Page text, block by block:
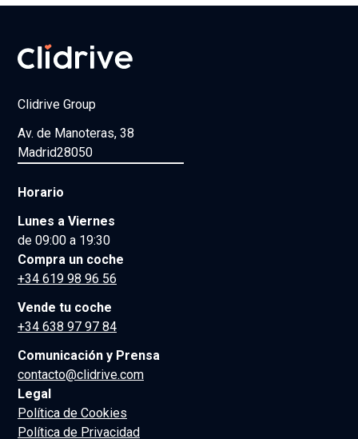
Clidrive Group
Av. de Manoteras, 38
Madrid28050
Horario
Lunes a Viernes
de 09:00 a 19:30
Compra un coche
+34 619 98 96 56
Vende tu coche
+34 638 97 97 84
Comunicación y Prensa
contacto@clidrive.com
Legal
Política de Cookies
Política de Privacidad